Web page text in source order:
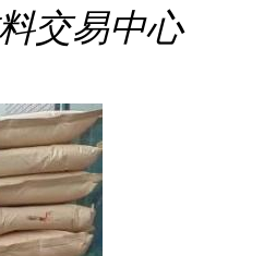
交易中心